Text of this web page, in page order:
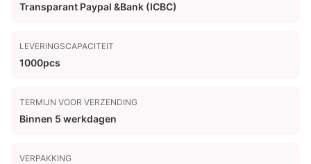
Transparant Paypal &Bank (ICBC)
LEVERINGSCAPACITEIT
1000pcs
TERMIJN VOOR VERZENDING
Binnen 5 werkdagen
VERPAKKING